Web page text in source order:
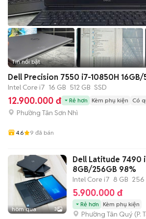
Tin nổi bật
Dell Precision 7550 i7-10850H 16GB/
Intel Core i7 16 GB 512 GB SSD
12.900.000 đ Rẻ hơn Kèm phụ kiện Có
Phường Tân Sơn Nhì
4.6 9 đã bán
hôm qua 3
Dell Latitude 7490
8GB/256GB 98%
Intel Core i7 8 GB 256
5.900.000 đ
Rẻ hơn Kèm phụ kiện
Phường Tân Quý (P.